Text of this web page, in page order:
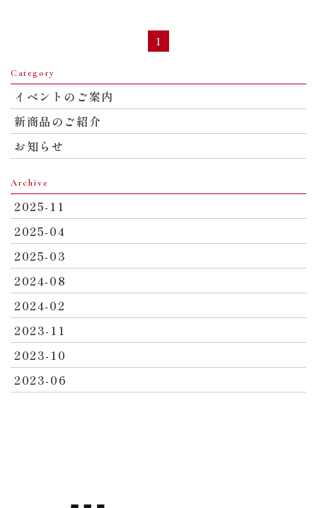
1
Category
イベントのご案内
新商品のご紹介
お知らせ
Archive
2025-11
2025-04
2025-03
2024-08
2024-02
2023-11
2023-10
2023-06